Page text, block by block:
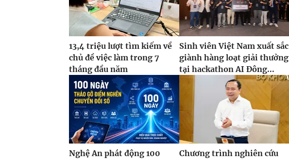
13,4 triệu lượt tìm kiếm về
chủ đề việc làm trong 7
tháng đầu năm
Sinh viên Việt Nam xuất sắc
giành hàng loạt giải thưởng
tại hackathon AI Đông...
Nghệ An phát động 100
Chương trình nghiên cứu